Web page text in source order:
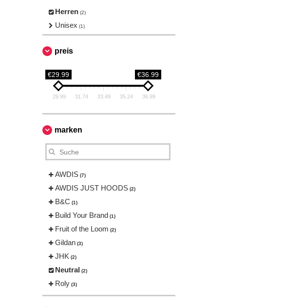
Herren (2)
Unisex (1)
preis
€29.99 €36.99
29.99 31.74 33.49 35.24 36.99
marken
AWDIS (7)
AWDIS JUST HOODS (2)
B&C (1)
Build Your Brand (1)
Fruit of the Loom (2)
Gildan (3)
JHK (2)
Neutral (2)
Roly (3)